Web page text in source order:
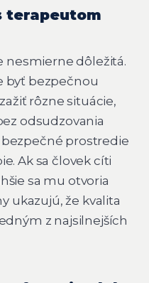
terapeutom
nesmierne dôležitá.
byť bezpečnou
rôzne situácie,
odsudzovania
prostredie
Ak sa človek cíti
sa mu otvoria
ukazujú, že kvalita
z najsilnejších